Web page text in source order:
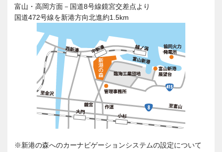
富山・高岡方面－国道8号線鏡宮交差点より
国道472号線を新港方向北進約1.5km
※新港の森へのカーナビゲーションシステムの設定について